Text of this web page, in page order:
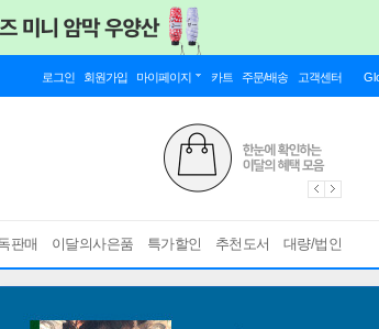
로그인 회원가입 마이페이지 카트 주문/배송 고객센터
판매 이달의사은품 특가할인 추천도서 대량/법인